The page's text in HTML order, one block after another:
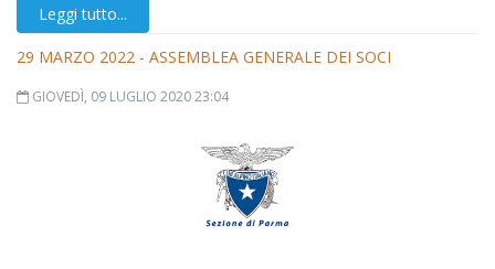
Leggi tutto...
29 MARZO 2022 - ASSEMBLEA GENERALE DEI SOCI
GIOVEDÌ, 09 LUGLIO 2020 23:04